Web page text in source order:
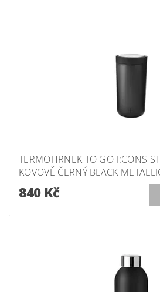
TERMOHRNEK TO GO I:CONS
KOVOVĚ ČERNÝ BLACK
840 Kč